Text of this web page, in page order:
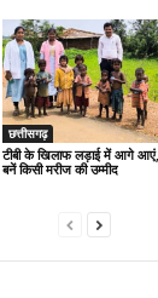
छत्तीसगढ़
टीबी के खिलाफ लड़ाई में आगे आएं,
बनें किसी मरीज की उम्मीद